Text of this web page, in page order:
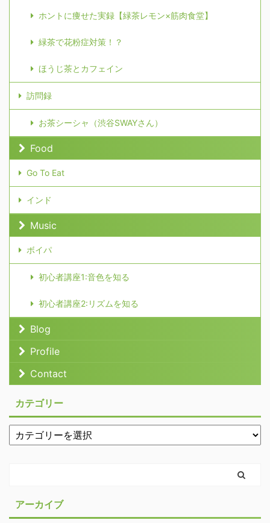
ホントに痩せた実録【緑茶レモン×筋肉食堂】
緑茶で花粉症対策！？
ほうじ茶とカフェイン
訪問録
お茶シーシャ（渋谷SWAYさん）
Food
Go To Eat
インド
Music
ボイパ
初心者講座1:音色を知る
初心者講座2:リズムを知る
Blog
Profile
Contact
カテゴリー
アーカイブ